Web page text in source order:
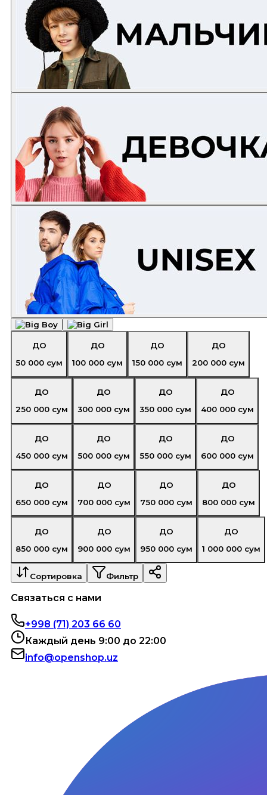
ДО
50 000 сум
ДО
100 000 сум
ДО
150 000 сум
ДО
200 000 сум
ДО
250 000 сум
ДО
300 000 сум
ДО
350 000 сум
ДО
400 000 сум
ДО
450 000 сум
ДО
500 000 сум
ДО
550 000 сум
ДО
600 000 сум
ДО
650 000 сум
ДО
700 000 сум
ДО
750 000 сум
ДО
800 000 сум
ДО
850 000 сум
ДО
900 000 сум
ДО
950 000 сум
ДО
1 000 000 сум
Сортировка Фильтр
Связаться с нами
+998 (71) 203 66 60
Каждый день 9:00 до 22:00
info@openshop.uz